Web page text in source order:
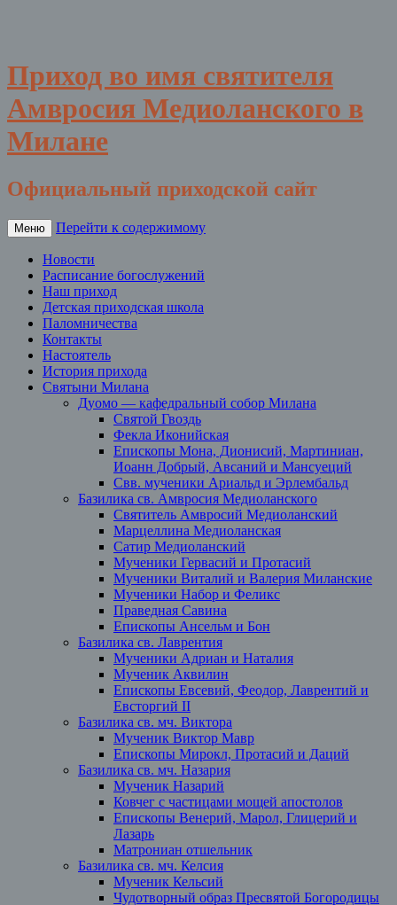
Приход во имя святителя
Амвросия Медиоланского в
Милане
Официальный приходской сайт
Меню Перейти к содержимому
Новости
Расписание богослужений
Наш приход
Детская приходская школа
Паломничества
Контакты
Настоятель
История прихода
Святыни Милана
Дуомо — кафедральный собор Милана
Святой Гвоздь
Фекла Иконийская
Епископы Мона, Дионисий, Мартиниан,
Иоанн Добрый, Авсаний и Мансуеций
Свв. мученики Ариальд и Эрлембальд
Базилика св. Амвросия Медиоланского
Святитель Амвросий Медиоланский
Марцеллина Медиоланская
Сатир Медиоланский
Мученики Гервасий и Протасий
Мученики Виталий и Валерия Миланские
Мученики Набор и Феликс
Праведная Савина
Епископы Ансельм и Бон
Базилика св. Лаврентия
Мученики Адриан и Наталия
Мученик Аквилин
Епископы Евсевий, Феодор, Лаврентий и
Евсторгий II
Базилика св. мч. Виктора
Мученик Виктор Мавр
Епископы Мирокл, Протасий и Даций
Базилика св. мч. Назария
Мученик Назарий
Ковчег с частицами мощей апостолов
Епископы Венерий, Марол, Глицерий и
Лазарь
Матрониан отшельник
Базилика св. мч. Келсия
Мученик Кельсий
Чудотворный образ Пресвятой Богородицы